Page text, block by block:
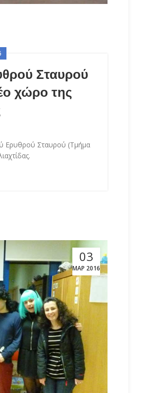
Σταυρού
χώρο της
Ερυθρού Σταυρού (Τμήμα
03
ΜΑΡ 2016